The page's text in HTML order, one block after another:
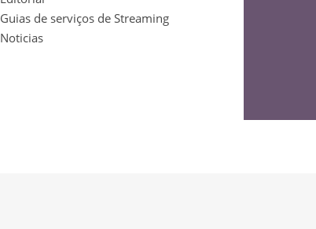
Guias de serviços de Streaming
Noticias